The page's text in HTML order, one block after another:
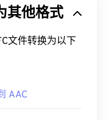
其他格式
文件转换为以下
AAC